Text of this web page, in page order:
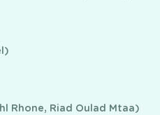
Rhone, Riad Oulad Mtaa)